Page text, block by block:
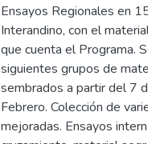
Ensayos Regionales en 15
Interandino, con el material
que cuenta el Programa. Se
siguientes grupos de
sembrados a partir del 7
Febrero. Colección de
mejoradas. Ensayos